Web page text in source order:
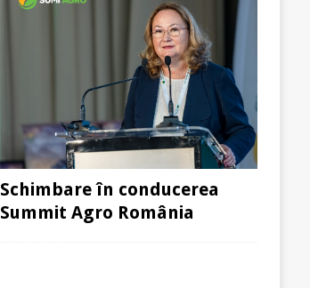
Schimbare în conducerea
Summit Agro România